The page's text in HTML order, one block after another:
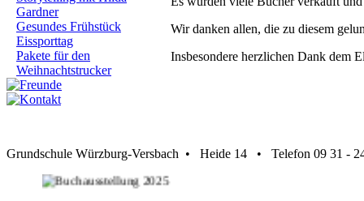
Gardner
Gesundes Frühstück
Eissporttag
Pakete für den
Weihnachtstrucker
Wir danken allen, die zu diesem
Insbesondere herzlichen Dank dem
Grundschule Würzburg-Versbach • Heide 14 • Telefon 09 31 -